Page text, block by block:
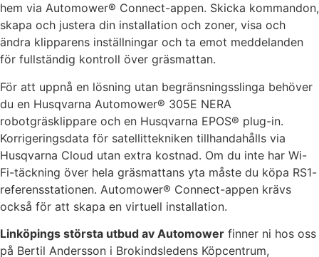
hem via Automower® Connect-appen. Skicka kommandon,
skapa och justera din installation och zoner, visa och
ändra klipparens inställningar och ta emot meddelanden
för fullständig kontroll över gräsmattan.
För att uppnå en lösning utan begränsningsslinga behöver
du en Husqvarna Automower® 305E NERA
robotgräsklippare och en Husqvarna EPOS® plug-in.
Korrigeringsdata för satellittekniken tillhandahålls via
Husqvarna Cloud utan extra kostnad. Om du inte har Wi-
Fi-täckning över hela gräsmattans yta måste du köpa RS1-
referensstationen. Automower® Connect-appen krävs
också för att skapa en virtuell installation.
Linköpings största utbud av Automower finner ni hos oss
på Bertil Andersson i Brokindsledens Köpcentrum,